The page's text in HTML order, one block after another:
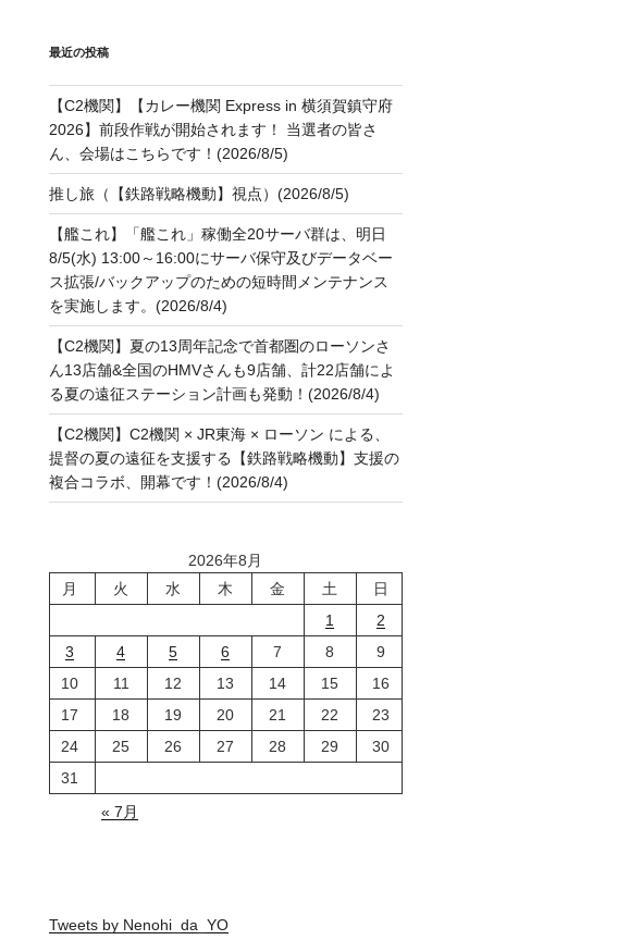
最近の投稿
【C2機関】【カレー機関 Express in 横須賀鎮守府
2026】前段作戦が開始されます！ 当選者の皆さ
ん、会場はこちらです！(2026/8/5)
推し旅（【鉄路戦略機動】視点）(2026/8/5)
【艦これ】「艦これ」稼働全20サーバ群は、明日
8/5(水) 13:00～16:00にサーバ保守及びデータベー
ス拡張/バックアップのための短時間メンテナンス
を実施します。(2026/8/4)
【C2機関】夏の13周年記念で首都圏のローソンさ
ん13店舗&全国のHMVさんも9店舗、計22店舗によ
る夏の遠征ステーション計画も発動！(2026/8/4)
【C2機関】C2機関 × JR東海 × ローソン による、
提督の夏の遠征を支援する【鉄路戦略機動】支援の
複合コラボ、開幕です！(2026/8/4)
2026年8月
月
火 水 木 金 土
日
1
2
3
4 5 6 7 8
9
10
11 12 13 14 15
16
17
18 19 20 21 22
23
24
25 26 27 28 29
30
31
« 7月
Tweets by Nenohi_da_YO